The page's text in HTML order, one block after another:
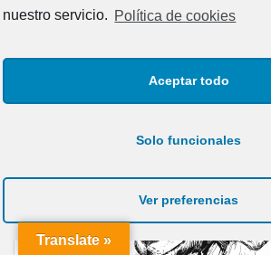
nuestro servicio. Política de cookies
Aceptar todo
Solo funcionales
Ver preferencias
Translate »